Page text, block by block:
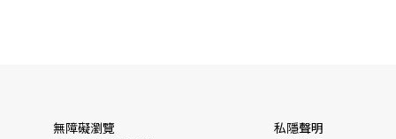
無障礙瀏覽
私隱聲明